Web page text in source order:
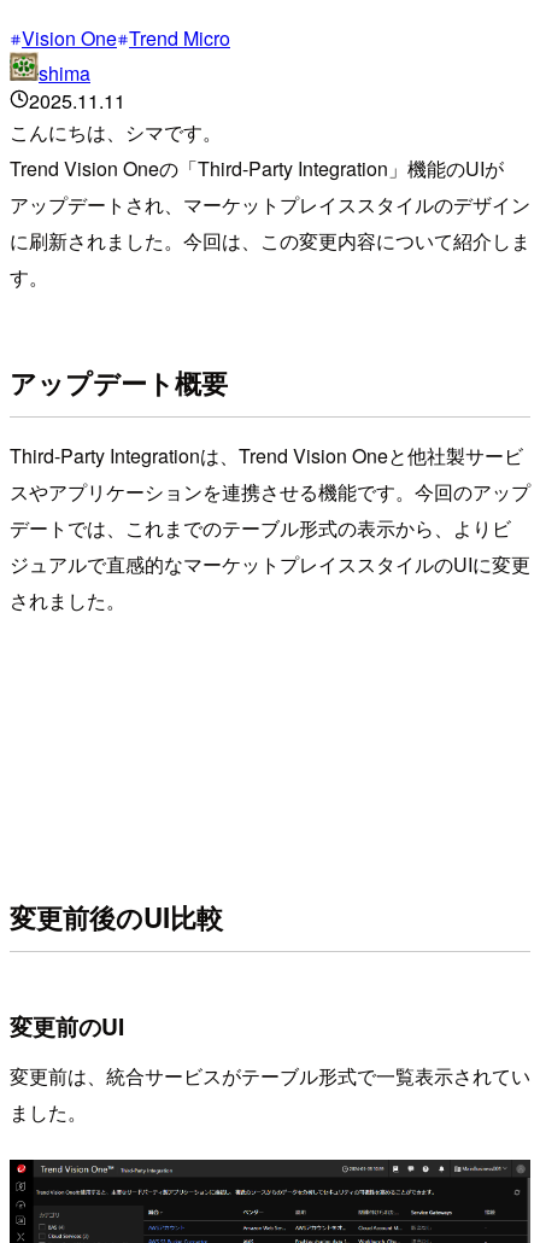
Vision One Trend Micro
shima
2025.11.11
こんにちは、シマです。
Trend Vision Oneの「Third-Party Integration」機能のUIが
アップデートされ、マーケットプレイススタイルのデザイン
に刷新されました。今回は、この変更内容について紹介しま
す。
アップデート概要
Third-Party Integrationは、Trend Vision Oneと他社製サービ
スやアプリケーションを連携させる機能です。今回のアップ
デートでは、これまでのテーブル形式の表示から、よりビ
ジュアルで直感的なマーケットプレイススタイルのUIに変更
されました。
変更前後のUI比較
変更前のUI
変更前は、統合サービスがテーブル形式で一覧表示されてい
ました。